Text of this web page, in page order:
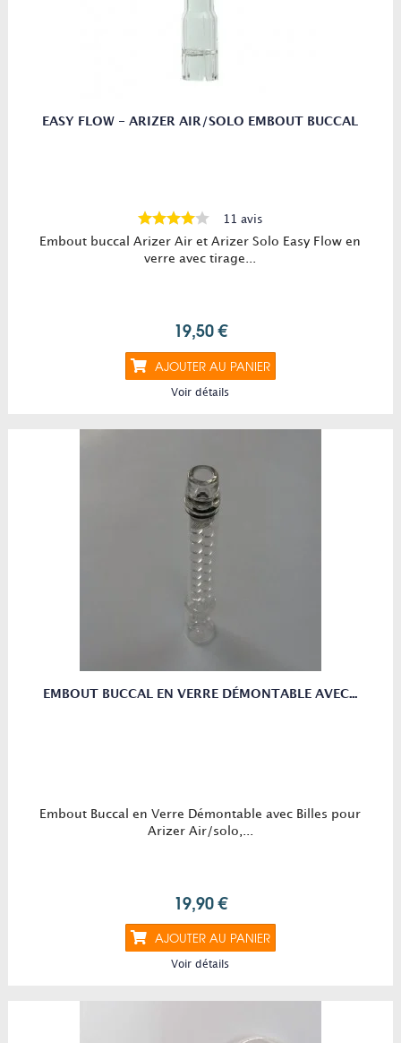
EASY FLOW - ARIZER AIR/SOLO EMBOUT BUCCAL
11 avis
Embout buccal Arizer Air et Arizer Solo Easy Flow en
verre avec tirage...
19,50 €
AJOUTER AU PANIER
Voir détails
EMBOUT BUCCAL EN VERRE DÉMONTABLE AVEC...
Embout Buccal en Verre Démontable avec Billes pour
Arizer Air/solo,...
19,90 €
AJOUTER AU PANIER
Voir détails